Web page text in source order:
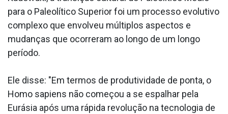
para o Paleolítico Superior foi um processo evolutivo
complexo que envolveu múltiplos aspectos e
mudanças que ocorreram ao longo de um longo
período.
Ele disse: "Em termos de produtividade de ponta, o
Homo sapiens não começou a se espalhar pela
Eurásia após uma rápida revolução na tecnologia de